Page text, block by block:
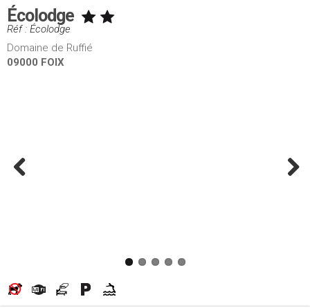
Écolodge
Réf : Écolodge
Domaine de Ruffié
09000 FOIX